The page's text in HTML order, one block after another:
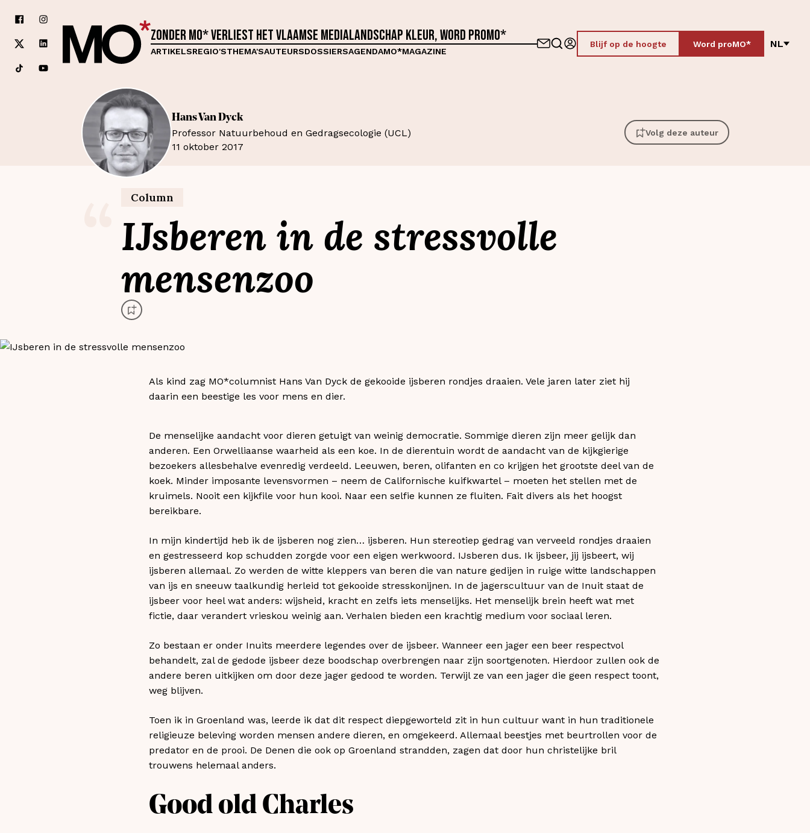
Zonder MO* verliest het Vlaamse medialandschap kleur, word proMO*
ARTIKELSREGIO'STHEMA'SAUTEURSDOSSIERSAGENDAMO*MAGAZINE
Blijf op de hoogte Word proMO* NL
HansVan Dyck
Professor Natuurbehoud en Gedragsecologie (UCL)
11 oktober 2017
Volg deze auteur
Column
IJsberen in de stressvolle
mensenzoo
Als kind zag MO*columnist Hans Van Dyck de gekooide ijsberen rondjes draaien. Vele jaren later ziet hij
daarin een beestige les voor mens en dier.
De menselijke aandacht voor dieren getuigt van weinig democratie. Sommige dieren zijn meer gelijk dan
anderen. Een Orwelliaanse waarheid als een koe. In de dierentuin wordt de aandacht van de kijkgierige
bezoekers allesbehalve evenredig verdeeld. Leeuwen, beren, olifanten en co krijgen het grootste deel van de
koek. Minder imposante levensvormen – neem de Californische kuifkwartel – moeten het stellen met de
kruimels. Nooit een kijkfile voor hun kooi. Naar een selfie kunnen ze fluiten. Fait divers als het hoogst
bereikbare.
In mijn kindertijd heb ik de ijsberen nog zien… ijsberen. Hun stereotiep gedrag van verveeld rondjes draaien
en gestresseerd kop schudden zorgde voor een eigen werkwoord. IJsberen dus. Ik ijsbeer, jij ijsbeert, wij
ijsberen allemaal. Zo werden de witte kleppers van beren die van nature gedijen in ruige witte landschappen
van ijs en sneeuw taalkundig herleid tot gekooide stresskonijnen. In de jagerscultuur van de Inuit staat de
ijsbeer voor heel wat anders: wijsheid, kracht en zelfs iets menselijks. Het menselijk brein heeft wat met
fictie, daar verandert vrieskou weinig aan. Verhalen bieden een krachtig medium voor sociaal leren.
Zo bestaan er onder Inuits meerdere legendes over de ijsbeer. Wanneer een jager een beer respectvol
behandelt, zal de gedode ijsbeer deze boodschap overbrengen naar zijn soortgenoten. Hierdoor zullen ook de
andere beren uitkijken om door deze jager gedood te worden. Terwijl ze van een jager die geen respect toont,
weg blijven.
Toen ik in Groenland was, leerde ik dat dit respect diepgeworteld zit in hun cultuur want in hun traditionele
religieuze beleving worden mensen andere dieren, en omgekeerd. Allemaal beestjes met beurtrollen voor de
predator en de prooi. De Denen die ook op Groenland strandden, zagen dat door hun christelijke bril
trouwens helemaal anders.
Good old Charles